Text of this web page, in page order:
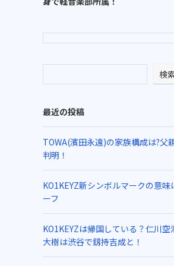
検
最近の投稿
TOWA(濱田永遠)の家族構成は?父
判明！
KO1KEYZ新シンボルマークの意味
ーフ
KO1KEYZは帰国している？仁川
大樹は渋谷で釼持吉成と！